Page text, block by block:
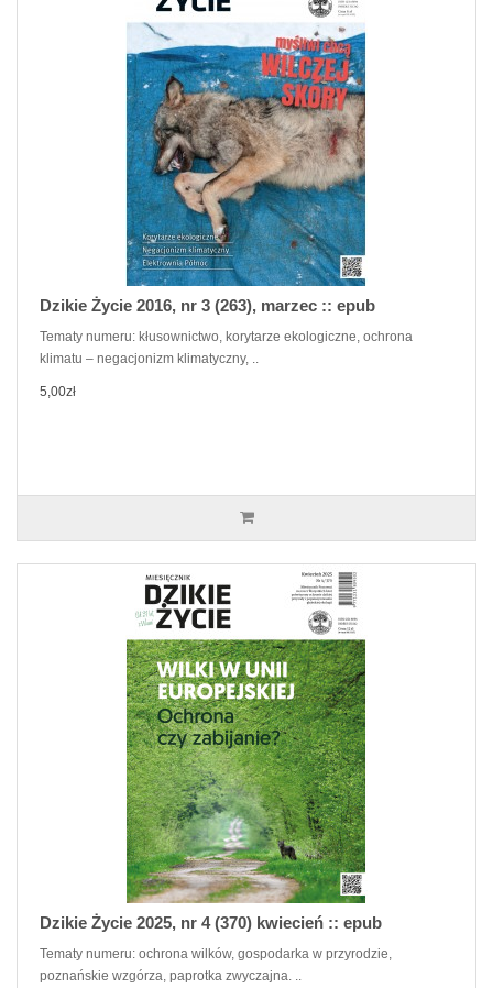
Dzikie Życie 2016, nr 3 (263), marzec :: epub
Tematy numeru: kłusownictwo, korytarze ekologiczne, ochrona
klimatu – negacjonizm klimatyczny, ..
5,00zł
Dzikie Życie 2025, nr 4 (370) kwiecień :: epub
Tematy numeru: ochrona wilków, gospodarka w przyrodzie,
poznańskie wzgórza, paprotka zwyczajna. ..